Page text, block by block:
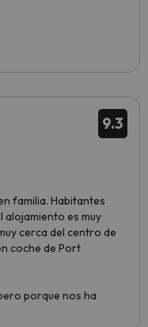
9.3
familia. Habitantes
alojamiento es muy
cerca del centro de
coche de Port
porque nos ha